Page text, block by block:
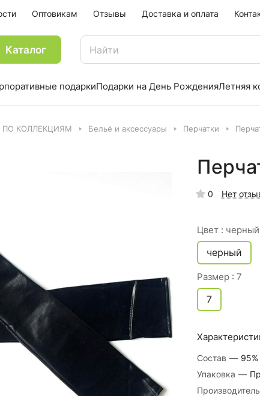
Оптовикам Отзывы Доставка и оплата
Каталог
подаркиПодарки на День РожденияЛетняя
ПО КОЛЛЕКЦИЯМ Бельё и аксессуары Перчатки
0 Нет
Цвет : черный
черный
Размер : 7
7
Состав —
Упаковка —
Производитель